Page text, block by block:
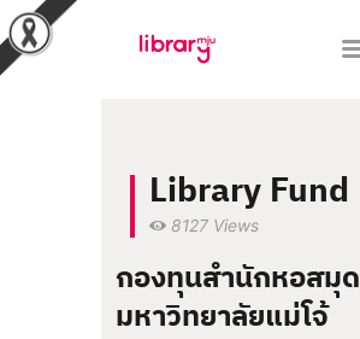
RESEARCH TOOLS &
COLLECTIONS
SERVICES & HELP
ABOUT THE LIBRARY
Library Fund
8127 Views
กองทุนสำนักหอสมุด
มหาวิทยาลัยแม่โจ้